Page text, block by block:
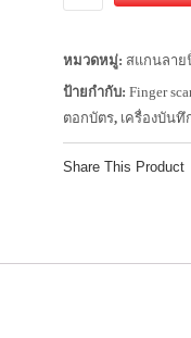
หมวดหมู่: สแกนลาย
ป้ายกำกับ: Finger
ตอกบัตร, เครื่องบันทึ
Share This Product